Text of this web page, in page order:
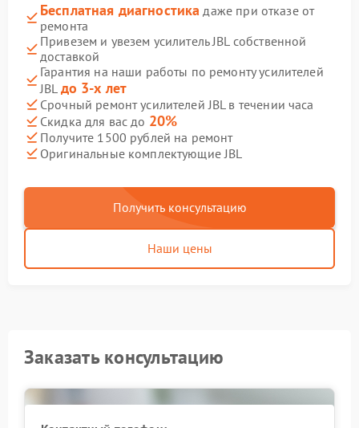
Бесплатная диагностика даже при отказе от
ремонта
Привезем и увезем усилитель JBL собственной
доставкой
Гарантия на наши работы по ремонту усилителей
JBL до 3-х лет
Срочный ремонт усилителей JBL в течении часа
Скидка для вас до 20%
Получите 1500 рублей на ремонт
Оригинальные комплектующие JBL
Получить консультацию
Наши цены
Заказать консультацию